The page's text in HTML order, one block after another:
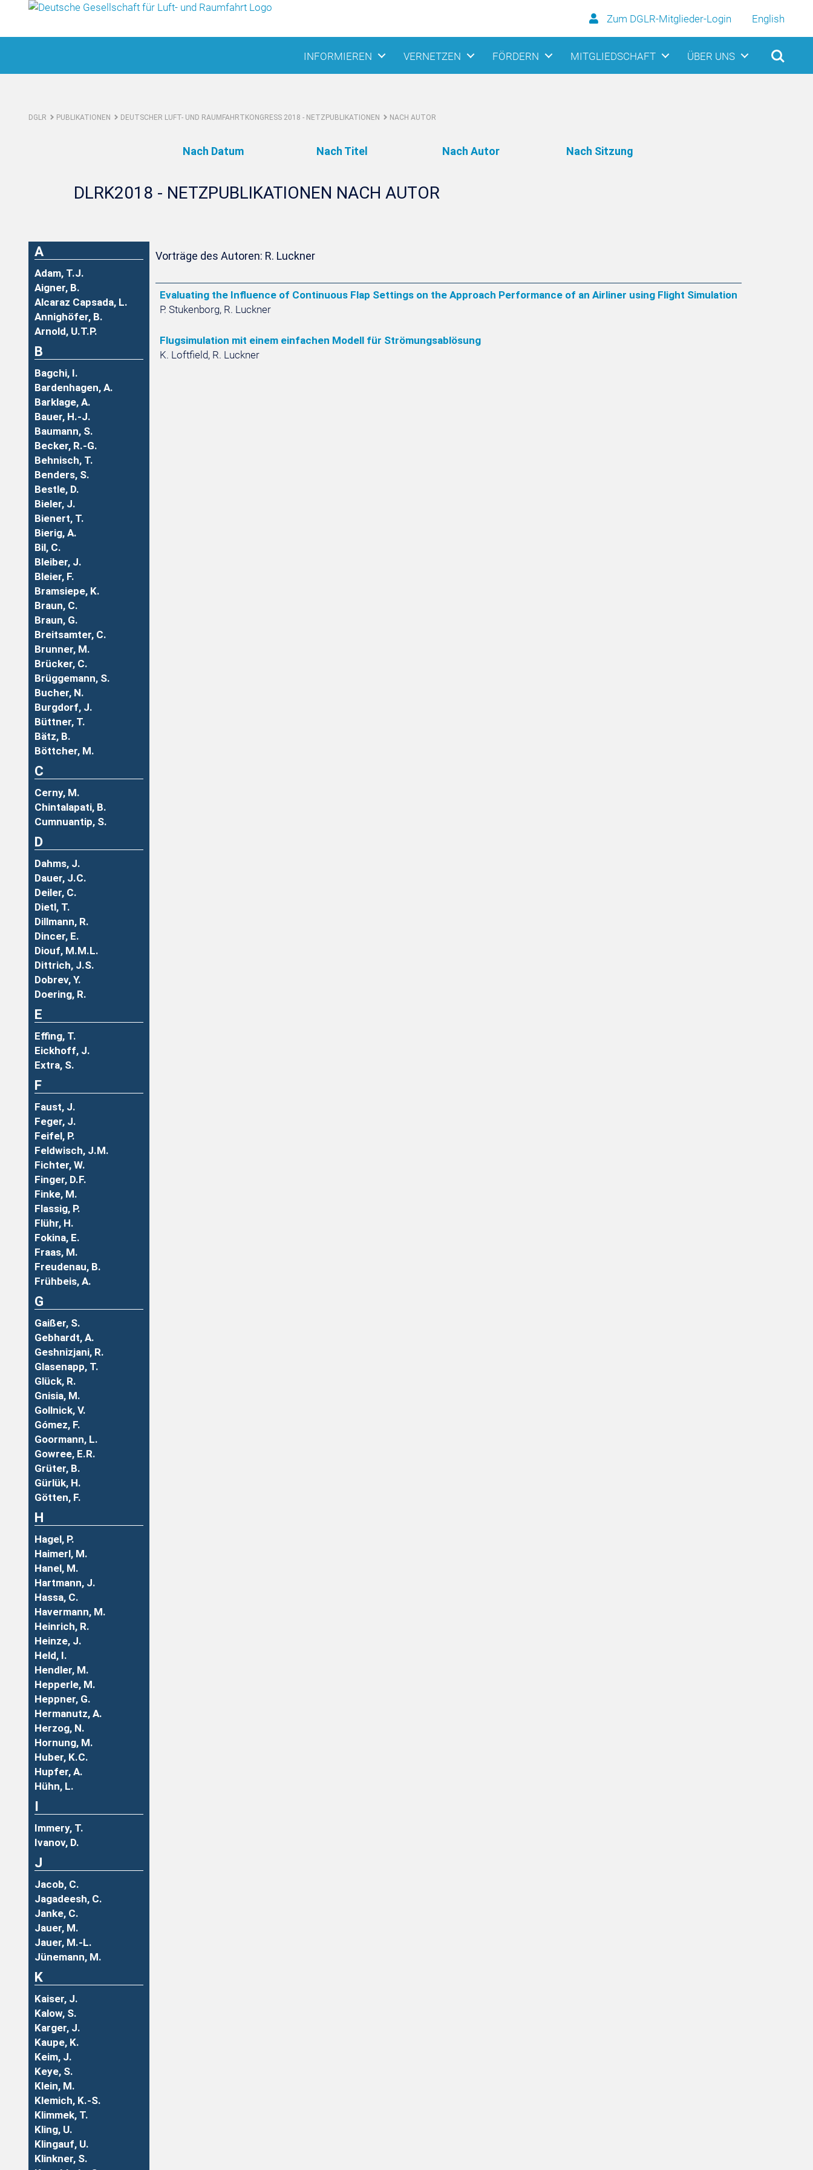
Zum DGLR-Mitglieder-Login English
INFORMIEREN VERNETZEN FÖRDERN MITGLIEDSCHAFT ÜBER UNS
DGLR PUBLIKATIONEN DEUTSCHER LUFT- UND RAUMFAHRTKONGRESS 2018 - NETZPUBLIKATIONEN NACH AUTOR
Nach Datum Nach Titel Nach Autor Nach Sitzung
DLRK2018 - NETZPUBLIKATIONEN NACH AUTOR
A
Adam, T.J.
Aigner, B.
Alcaraz Capsada, L.
Annighöfer, B.
Arnold, U.T.P.
B
Bagchi, I.
Bardenhagen, A.
Barklage, A.
Bauer, H.-J.
Baumann, S.
Becker, R.-G.
Behnisch, T.
Benders, S.
Bestle, D.
Bieler, J.
Bienert, T.
Bierig, A.
Bil, C.
Bleiber, J.
Bleier, F.
Bramsiepe, K.
Braun, C.
Braun, G.
Breitsamter, C.
Brunner, M.
Brücker, C.
Brüggemann, S.
Bucher, N.
Burgdorf, J.
Büttner, T.
Bätz, B.
Böttcher, M.
C
Cerny, M.
Chintalapati, B.
Cumnuantip, S.
D
Dahms, J.
Dauer, J.C.
Deiler, C.
Dietl, T.
Dillmann, R.
Dincer, E.
Diouf, M.M.L.
Dittrich, J.S.
Dobrev, Y.
Doering, R.
E
Effing, T.
Eickhoff, J.
Extra, S.
F
Faust, J.
Feger, J.
Feifel, P.
Feldwisch, J.M.
Fichter, W.
Finger, D.F.
Finke, M.
Flassig, P.
Flühr, H.
Fokina, E.
Fraas, M.
Freudenau, B.
Frühbeis, A.
G
Gaißer, S.
Gebhardt, A.
Geshnizjani, R.
Glasenapp, T.
Glück, R.
Gnisia, M.
Gollnick, V.
Gómez, F.
Goormann, L.
Gowree, E.R.
Grüter, B.
Gürlük, H.
Götten, F.
H
Hagel, P.
Haimerl, M.
Hanel, M.
Hartmann, J.
Hassa, C.
Havermann, M.
Heinrich, R.
Heinze, J.
Held, I.
Hendler, M.
Hepperle, M.
Heppner, G.
Hermanutz, A.
Herzog, N.
Hornung, M.
Huber, K.C.
Hupfer, A.
Hühn, L.
I
Immery, T.
Ivanov, D.
J
Jacob, C.
Jagadeesh, C.
Janke, C.
Jauer, M.
Jauer, M.-L.
Jünemann, M.
K
Kaiser, J.
Kalow, S.
Karger, J.
Kaupe, K.
Keim, J.
Keye, S.
Klein, M.
Klemich, K.-S.
Klimmek, T.
Kling, U.
Klingauf, U.
Klinkner, S.
Vorträge des Autoren: R. Luckner
Evaluating the Influence of Continuous Flap Settings on the Approach Performance of an Airliner using Flight Simulation
P. Stukenborg, R. Luckner
Flugsimulation mit einem einfachen Modell für Strömungsablösung
K. Loftfield, R. Luckner